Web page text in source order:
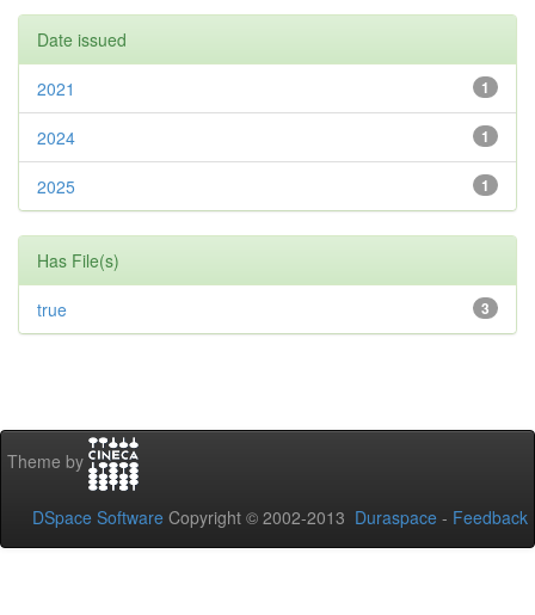
Date issued
1
2021
1
2024
1
2025
Has File(s)
3
true
Theme by
DSpace Software Copyright © 2002-2013 Duraspace - Feedback